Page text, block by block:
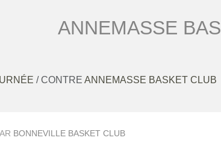
ANNEMASSE
/ CONTRE ANNEMASSE BASKET CLUB
BONNEVILLE BASKET CLUB